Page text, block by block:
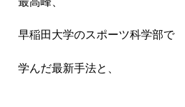
早稲田大学のスポーツ科学部で
学んだ最新手法と、